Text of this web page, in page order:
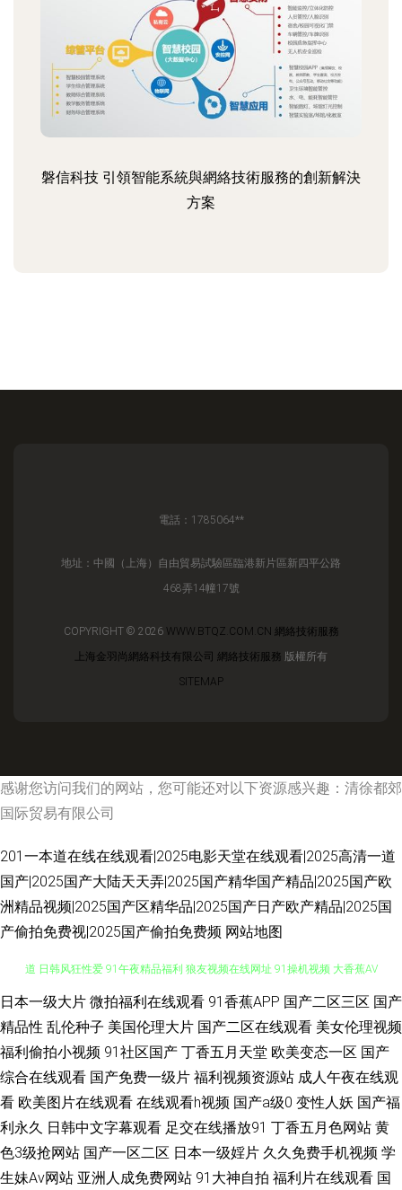
磐信科技 引領智能系統與網絡技術服務的創新解決
方案
電話：1785064**
地址：中國（上海）自由貿易試驗區臨港新片區新四平公路
468弄14幢17號
COPYRIGHT © 2026 WWW.BTQZ.COM.CN 網絡技術服務
上海金羽尚網絡科技有限公司 網絡技術服務 版權所有
SITEMAP
感谢您访问我们的网站，您可能还对以下资源感兴趣：清徐都郊
国际贸易有限公司
201一本道在线在线观看|2025电影天堂在线观看|2025高清一道
国产|2025国产大陆天天弄|2025国产精华国产精品|2025国产欧
洲精品视频|2025国产区精华品|2025国产日产欧产精品|2025国
产偷拍免费视|2025国产偷拍免费频 网站地图
九九网络视频 欧美色色欧美sss 国产黑丝视频 91处女视频 东京热自慰一本
道 日韩风狂性爱 91午夜精品福利 狼友视频在线网址 91操机视频 大香蕉AV
网址 少妇导航 91深插 免费福利A片导航 91色库 国产内射在线一区 亚洲天堂
色在线 成人亚洲日韩欧美 探花免费观看 久久密欧洲 中日韩无码不卡 成人午
夜在线 三级黄在线 国产拉拉 91熟女对白 人妖射精江编 91在线白 欧美久草
日本一级大片 微拍福利在线观看 91香蕉APP 国产二区三区 国产
精品性 乱伦种子 美国伦理大片 国产二区在线观看 美女伦理视频
福利偷拍小视频 91社区国产 丁香五月天堂 欧美变态一区 国产
综合在线观看 国产免费一级片 福利视频资源站 成人午夜在线观
看 欧美图片在线观看 在线观看h视频 国产a级0 变性人妖 国产福
利永久 日韩中文字幕观看 足交在线播放91 丁香五月色网站 黄
色3级抢网站 国产一区二区 日本一级婬片 久久免费手机视频 学
生妹Av网站 亚洲人成免费网站 91大神自拍 福利片在线观看 国